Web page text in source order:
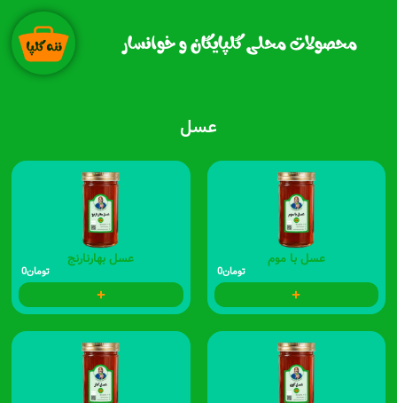
محصولات محلی گلپایگان و خوانسار
عسل
عسل با موم
تومان0
عسل بهارنارنج
تومان0